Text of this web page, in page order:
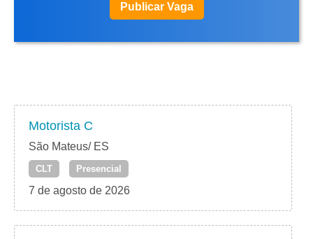
Publicar Vaga
Motorista C
São Mateus/ ES
CLT Presencial
7 de agosto de 2026